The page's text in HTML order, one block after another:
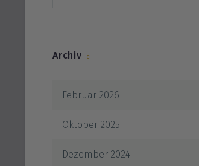
Archiv
Februar 2026
Oktober 2025
Dezember 2024